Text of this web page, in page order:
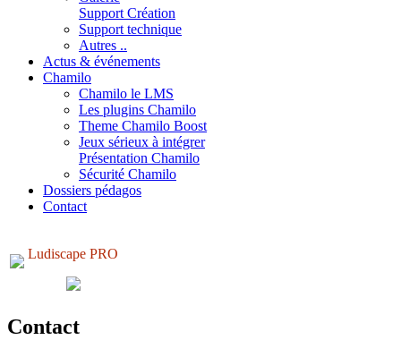
Support Création
Support technique
Autres ..
Actus & événements
Chamilo
Chamilo le LMS
Les plugins Chamilo
Theme Chamilo Boost
Jeux sérieux à intégrer
Présentation Chamilo
Sécurité Chamilo
Dossiers pédagos
Contact
Ludiscape PRO
Contact